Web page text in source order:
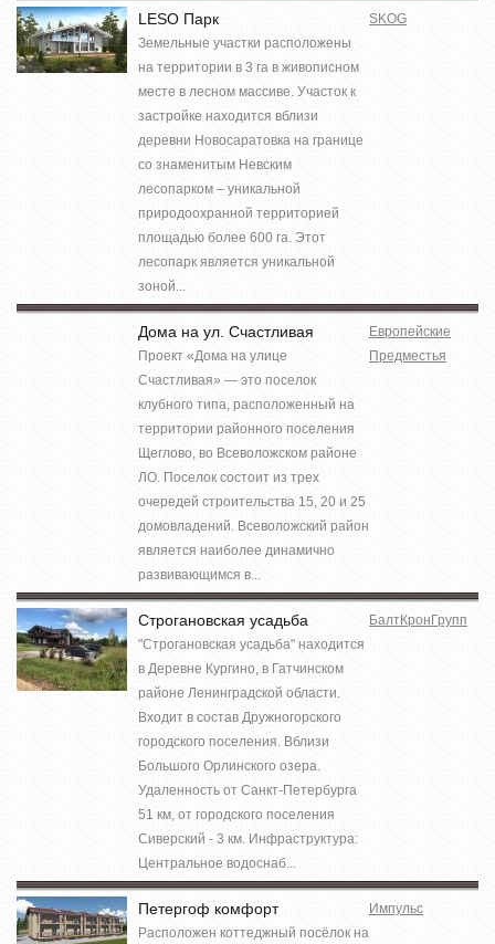
LESO Парк
Земельные участки расположены
на территории в 3 га в живописном
месте в лесном массиве. Участок к
застройке находится вблизи
деревни Новосаратовка на границе
со знаменитым Невским
лесопарком – уникальной
природоохранной территорией
площадью более 600 га. Этот
лесопарк является уникальной
зоной...
SKOG
Дома на ул. Счастливая
Проект «Дома на улице
Счастливая» — это поселок
клубного типа, расположенный на
территории районного поселения
Щеглово, во Всеволожском районе
ЛО. Поселок состоит из трех
очередей строительства 15, 20 и 25
домовладений. Всеволожский район
является наиболее динамично
развивающимся в...
Европейские
Предместья
Строгановская усадьба
"Строгановская усадьба" находится
в Деревне Кургино, в Гатчинском
районе Ленинградской области.
Входит в состав Дружногорского
городского поселения. Вблизи
Большого Орлинского озера.
Удаленность от Санкт-Петербурга
51 км, от городского поселения
Сиверский - 3 км. Инфраструктура:
Центральное водоснаб...
БалтКронГрупп
Петергоф комфорт
Расположен коттеджный посёлок на
Импульс